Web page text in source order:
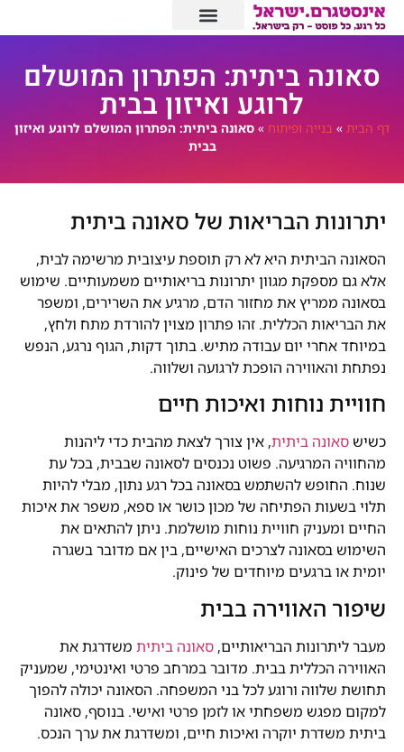
סאונה ביתית: הפתרון המושלם
לרוגע ואיזון בבית
דף הבית » בנייה ופיתוח » סאונה ביתית: הפתרון המושלם לרוגע ואיזון
בבית
יתרונות הבריאות של סאונה ביתית
הסאונה הביתית היא לא רק תוספת עיצובית מרשימה לבית,
אלא גם מספקת מגוון יתרונות בריאותיים משמעותיים. שימוש
בסאונה ממריץ את מחזור הדם, מרגיע את השרירים, ומשפר
את הבריאות הכללית. זהו פתרון מצוין להורדת מתח ולחץ,
במיוחד אחרי יום עבודה מתיש. בתוך דקות, הגוף נרגע, הנפש
נפתחת והאווירה הופכת לרגועה ושלווה.
חוויית נוחות ואיכות חיים
כשיש סאונה ביתית, אין צורך לצאת מהבית כדי ליהנות
מהחוויה המרגיעה. פשוט נכנסים לסאונה שבבית, בכל עת
שנוח. החופש להשתמש בסאונה בכל רגע נתון, מבלי להיות
תלוי בשעות הפתיחה של מכון כושר או ספא, משפר את איכות
החיים ומעניק חוויית נוחות מושלמת. ניתן להתאים את
השימוש בסאונה לצרכים האישיים, בין אם מדובר בשגרה
יומית או ברגעים מיוחדים של פינוק.
שיפור האווירה בבית
מעבר ליתרונות הבריאותיים, סאונה ביתית משדרגת את
האווירה הכללית בבית. מדובר במרחב פרטי ואינטימי, שמעניק
תחושת שלווה ורוגע לכל בני המשפחה. הסאונה יכולה להפוך
למקום מפגש משפחתי או לזמן פרטי ואישי. בנוסף, סאונה
ביתית משדרת יוקרה ואיכות חיים, ומשדרגת את ערך הנכס.